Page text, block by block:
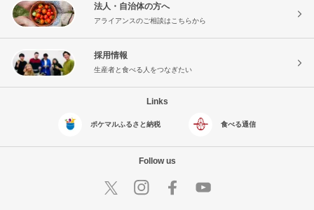
法人・自治体の方へ
アライアンスのご相談はこちらから
採用情報
生産者と食べる人をつなぎたい
Links
ポケマルふるさと納税 食べる通信
Follow us